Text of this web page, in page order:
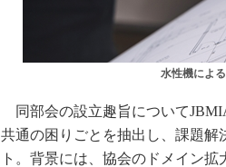
水性機によ
同部会の設立趣旨について
共通の困りごとを抽出し、課題
ト。背景には、協会のドメイン